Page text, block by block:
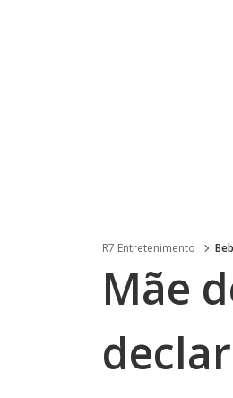
R7 Entretenimento
Mãe